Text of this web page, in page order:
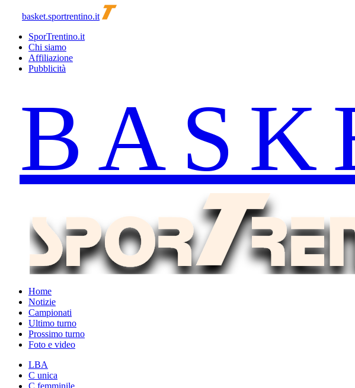
basket.sportrentino.it
SporTrentino.it
Chi siamo
Affiliazione
Pubblicità
Home
Notizie
Campionati
Ultimo turno
Prossimo turno
Foto e video
LBA
C unica